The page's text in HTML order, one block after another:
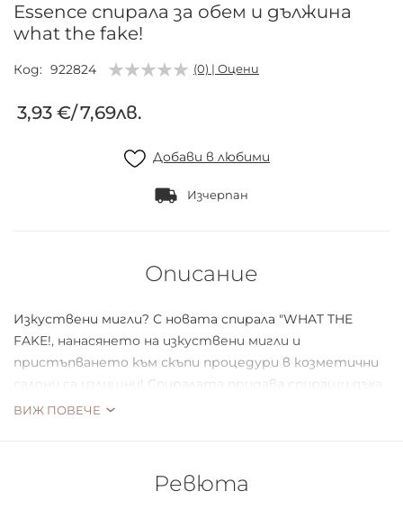
галерия
със
снимки
Essence спирала за обем и дължина
what the fake!
Код 922824 (0) | Оцени
3,93 €/7,69лв.
Добави в любими
Изчерпан
Описание
Изкуствени мигли? С новата спирала "WHAT THE
FAKE!, нанасянето на изкуствени мигли и
пристъпването към скъпи процедури в козметични
салони са излишни! Спиралата придава спиращи дъха
обем и дължина, благодарение на найлоновите фибри
ВИЖ ПОВЕЧЕ
Ревюта